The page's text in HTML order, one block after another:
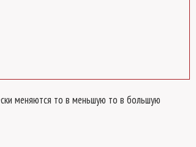
меняются то в меньшую то в большую